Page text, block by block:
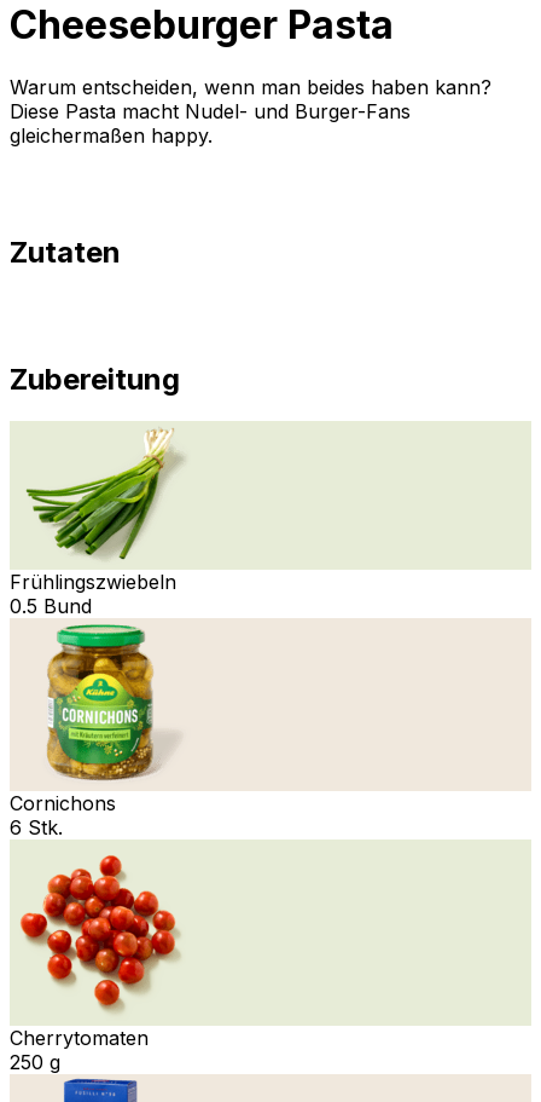
Cheeseburger Pasta
Warum entscheiden, wenn man beides haben kann?
Diese Pasta macht Nudel- und Burger-Fans
gleichermaßen happy.
Zutaten
Zubereitung
Frühlingszwiebeln
0.5 Bund
Cornichons
6 Stk.
Cherrytomaten
250 g